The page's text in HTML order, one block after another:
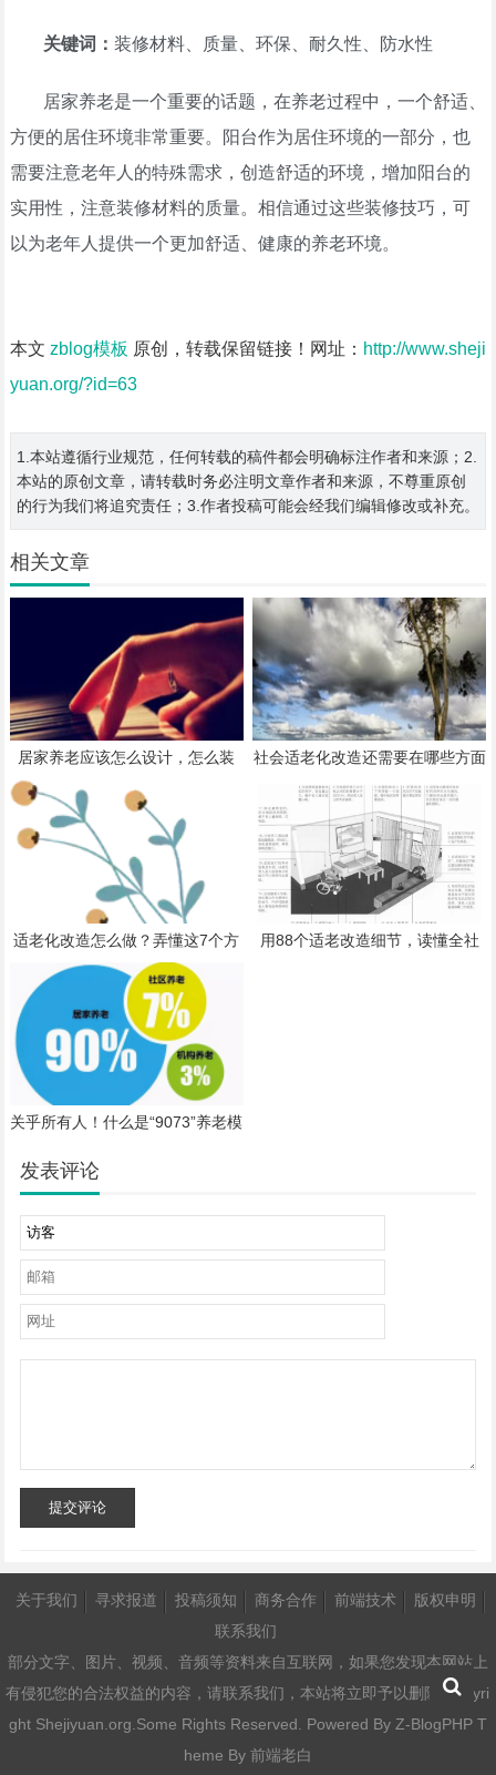
关键词： 装修材料、质量、环保、耐久性、防水性
居家养老是一个重要的话题，在养老过程中，一个舒适、
方便的居住环境非常重要。阳台作为居住环境的一部分，也
需要注意老年人的特殊需求，创造舒适的环境，增加阳台的
实用性，注意装修材料的质量。相信通过这些装修技巧，可
以为老年人提供一个更加舒适、健康的养老环境。
本文 zblog模板 原创，转载保留链接！网址： http://www.sheji
yuan.org/?id=63
1.本站遵循行业规范，任何转载的稿件都会明确标注作者和来源；2.
本站的原创文章，请转载时务必注明文章作者和来源，不尊重原创
的行为我们将追究责任；3.作者投稿可能会经我们编辑修改或补充。
相关文章
居家养老应该怎么设计，怎么装
社会适老化改造还需要在哪些方面
座谈会建言献策！
适老化改造怎么做？弄懂这7个方
面就够了！
用88个适老改造细节，读懂全社
关乎所有人！什么是“9073”养老模
发表评论
提交评论
关于我们 寻求报道 投稿须知 商务合作 前端技术
版权申明
联系我们
部分文字、图片、视频、音频等资料来自互联网，如果您发现本网站上
有侵犯您的合法权益的内容，请联系我们，本站将立即予以删除 Copyri
ght Shejiyuan.org.Some Rights Reserved. Powered By Z-BlogPHPT
heme By 前端老白